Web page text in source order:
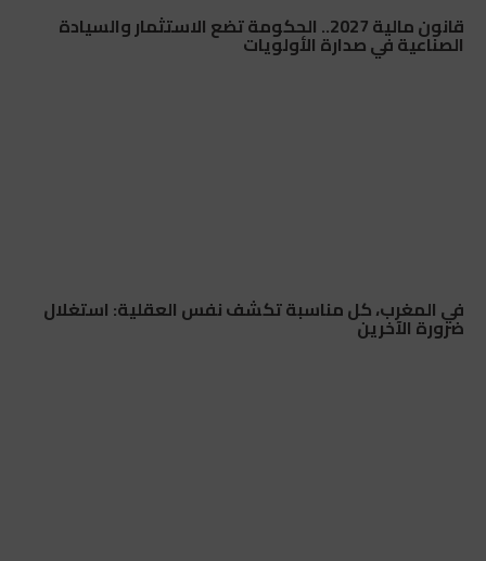
قانون مالية 2027.. الحكومة تضع الاستثمار والسيادة
الصناعية في صدارة الأولويات
في المغرب، كل مناسبة تكشف نفس العقلية: استغلال
ضرورة الآخرين